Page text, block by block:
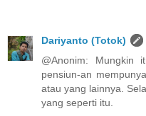
Dariyanto (Totok)
@Anonim: Mungkin
pensiun-an
atau yang lainnya.
yang seperti itu.